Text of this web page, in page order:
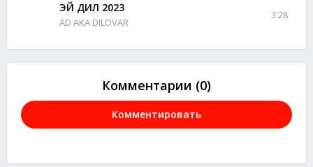
ЭЙ ДИЛ 2023
AD AKA DILOVAR
3:28
Комментарии (0)
Комментировать